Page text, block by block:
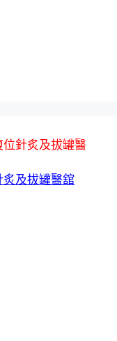
針炙及拔罐醫
及拔罐醫舘